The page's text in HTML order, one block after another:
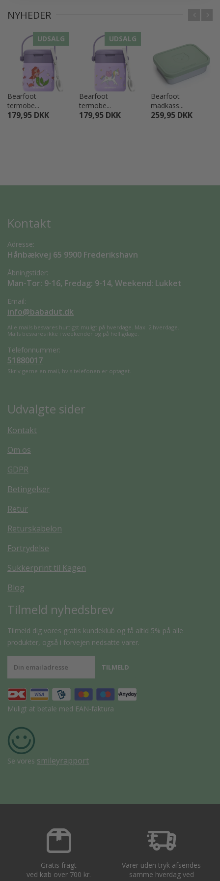
NYHEDER
UDSALG
Bearfoot
termobe...
179,95 DKK
UDSALG
Bearfoot
termobe...
179,95 DKK
Bearfoot
madkass...
259,95 DKK
Kontakt
Adresse:
Hånbækvej 65 9900 Frederikshavn
Åbningstider:
Man-Tor: 9-16, Fredag: 9-14, Weekend: Lukket
Email:
info@babadut.dk
Alle mails besvares hurtigst muligt på hverdage. Max. 2 hverdage.
Mails besvares ikke i weekender og på helligdage.
Telefonnummer:
51880017
Skriv gerne en mail, hvis telefonen er optaget.
Udvalgte sider
Kontakt
Om os
GDPR
Betingelser
Retur
Returskabelon
Fortrydelse
Sukkerprint til Kagen
Blog
Tilmeld nyhedsbrev
Tilmeld dig vores gratis kundeklub og få altid 5% på alle
produkter, også i forvejen nedsatte varer.
Muligt at betale med EAN-faktura
Se vores smileyrapport
Gratis fragt
ved køb over 700 kr.
Varer uden tryk afsendes
samme hverdag ved